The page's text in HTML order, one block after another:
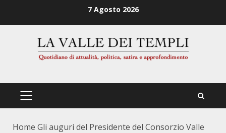
7 Agosto 2026
PRIMÄRES
Home Gli auguri del Presidente del Consorzio Valle